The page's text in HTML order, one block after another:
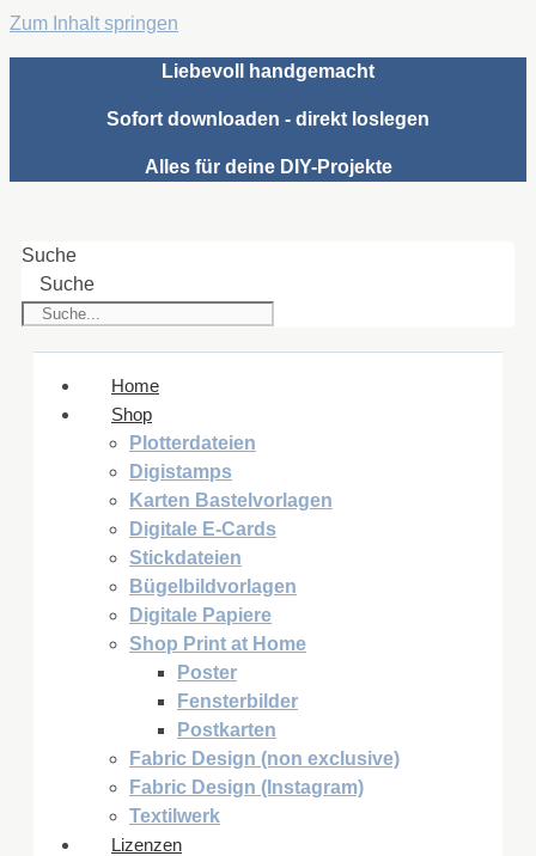
Zum Inhalt springen
Liebevoll handgemacht
Sofort downloaden - direkt loslegen
Alles für deine DIY-Projekte
Suche
Suche
Home
Shop
Plotterdateien
Digistamps
Karten Bastelvorlagen
Digitale E-Cards
Stickdateien
Bügelbildvorlagen
Digitale Papiere
Shop Print at Home
Poster
Fensterbilder
Postkarten
Fabric Design (non exclusive)
Fabric Design (Instagram)
Textilwerk
Lizenzen